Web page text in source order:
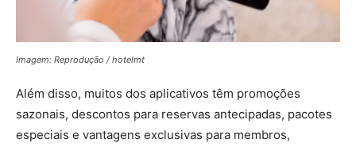
Imagem: Reprodução / hotelmt
Além disso, muitos dos aplicativos têm promoções
sazonais, descontos para reservas antecipadas, pacotes
especiais e vantagens exclusivas para membros,